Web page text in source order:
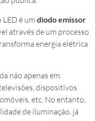
é um diodo emissor
através de um processo
energia elétrica
não apenas em
dispositivos
etc. No entanto,
de iluminação, já